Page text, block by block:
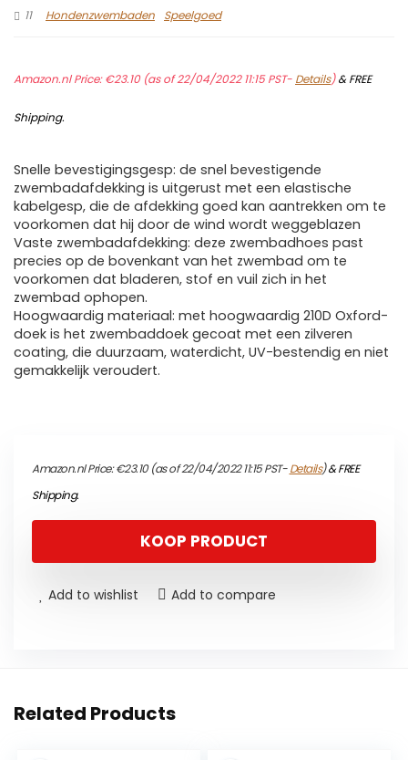
11
Hondenzwembaden Speelgoed
Amazon.nl Price:€23.10(as of 22/04/2022 11:15 PST- Details)&FREE
Shipping.
Snelle bevestigingsgesp: de snel bevestigende
zwembadafdekking is uitgerust met een elastische
kabelgesp, die de afdekking goed kan aantrekken om te
voorkomen dat hij door de wind wordt weggeblazen
Vaste zwembadafdekking: deze zwembadhoes past
precies op de bovenkant van het zwembad om te
voorkomen dat bladeren, stof en vuil zich in het
zwembad ophopen.
Hoogwaardig materiaal: met hoogwaardig 210D Oxford-
doek is het zwembaddoek gecoat met een zilveren
coating, die duurzaam, waterdicht, UV-bestendig en niet
gemakkelijk veroudert.
Amazon.nl Price:€23.10(as of 22/04/2022 11:15 PST-Details)&FREE
Shipping.
KOOP PRODUCT
Add to wishlist Add to compare
Related Products